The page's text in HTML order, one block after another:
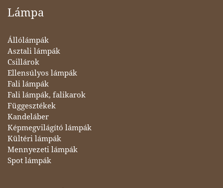
Lámpa
Állólámpák
Asztali lámpák
Csillárok
Ellensúlyos lámpák
Fali lámpák
Fali lámpák, falikarok
Függesztékek
Kandeláber
Képmegvilágító lámpák
Kültéri lámpák
Mennyezeti lámpák
Spot lámpák